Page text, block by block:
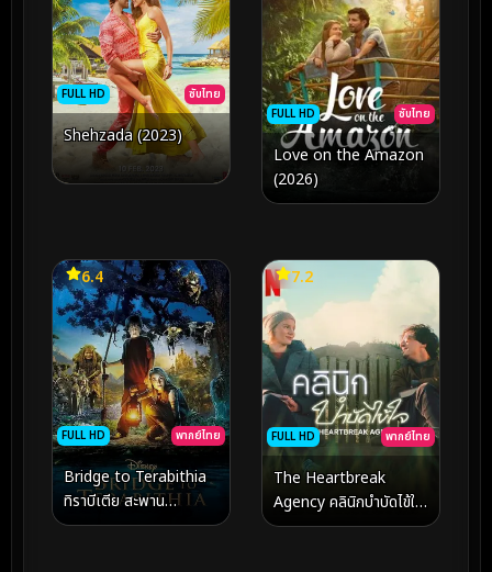
FULL HD ซับไทย
Shehzada (2023)
FULL HD ซับไทย
Love on the Amazon
(2026)
FULL HD พากย์ไทย
6.4
Bridge to Terabithia
ทิราบีเตีย สะพาน
มหัศจรรย์ (2007)
FULL HD พากย์ไทย
7.2
The Heartbreak
Agency คลินิกบำบัดไข้ใจ
(2024)